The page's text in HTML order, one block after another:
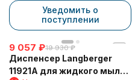
квадратныйУведомить о
поступлении
9 057 ₽19 930 ₽
Диспенсер Langberger
11921A для жидкого мыла,